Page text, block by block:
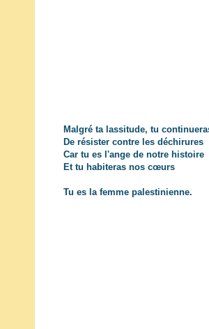
Malgré ta lassitude, tu
De résister contre les déchirures
Car tu es l'ange de notre histoire
Et tu habiteras nos cœurs
Tu es la femme palestinienne.